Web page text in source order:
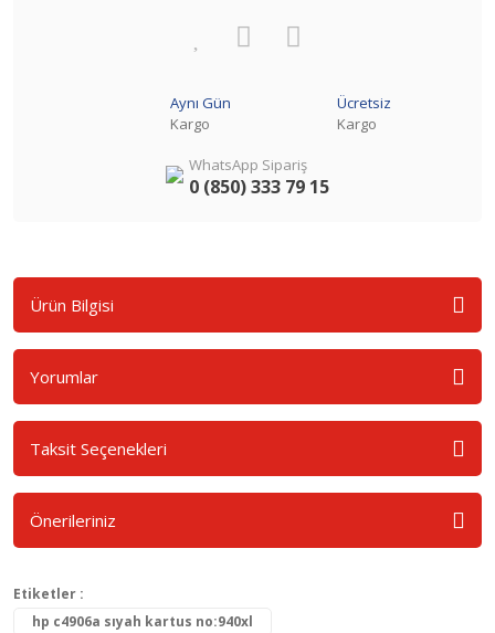
Aynı Gün
Kargo
Ücretsiz
Kargo
WhatsApp Sipariş
0 (850) 333 79 15
Ürün Bilgisi
Yorumlar
Taksit Seçenekleri
Önerileriniz
Etiketler :
hp c4906a sıyah kartus no:940xl